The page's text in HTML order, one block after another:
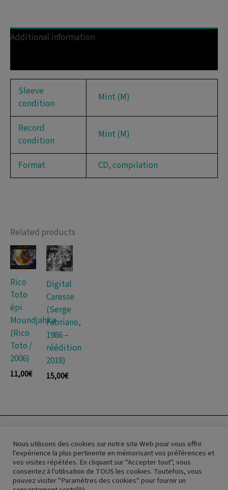
quantity
Additional information
Sleeve
condition
Mint (M)
Record
condition
Mint (M)
Format CD,compilation
Related products
Rico
Toto
épi
Moundjahka
(Rico
Toto /
2006)
11,00€
Digital
Caresse
(Serge
Fabriano,
1986 –
réédition
2018)
15,00€
Conditions
Cookies
Contact
Nous utilisons des cookies sur notre site Web pour vous offrir
l'expérience la plus pertinente en mémorisant vos préférences et
vos visites répétées. En cliquant sur "Accepter tout", vous
consentez à l'utilisation de TOUS les cookies. Toutefois, vous
pouvez visiter "Paramètres des cookies" pour fournir un